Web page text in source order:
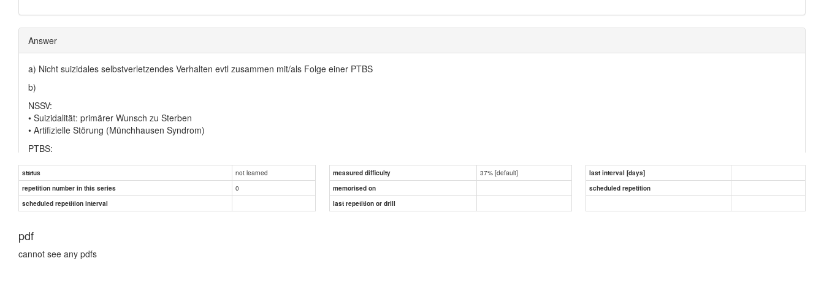
Answer
a) Nicht suizidales selbstverletzendes Verhalten evtl zusammen mit/als Folge einer PTBS
b)
NSSV:
• Suizidalität: primärer Wunsch zu Sterben
• Artifizielle Störung (Münchhausen Syndrom)
PTBS:
• Depressive Störungen
• Angststörungen
c) keine
status not learned measured difficulty 37% [default]
last interval [days]
repetition number in this series
0 memorised on
scheduled repetition
scheduled repetition interval
last repetition or drill
pdf
cannot see any pdfs